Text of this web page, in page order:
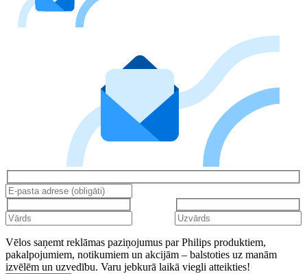
Vēlos saņemt reklāmas paziņojumus par Philips produktiem,
pakalpojumiem, notikumiem un akcijām – balstoties uz manām
izvēlēm un uzvedību. Varu jebkurā laikā viegli atteikties!